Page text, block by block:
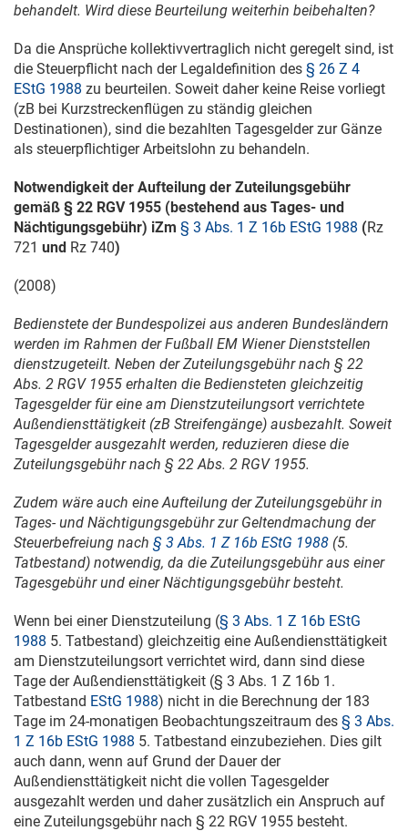
behandelt. Wird diese Beurteilung weiterhin beibehalten?
Da die Ansprüche kollektivvertraglich nicht geregelt sind, ist
die Steuerpflicht nach der Legaldefinition des § 26 Z 4
EStG 1988 zu beurteilen. Soweit daher keine Reise vorliegt
(zB bei Kurzstreckenflügen zu ständig gleichen
Destinationen), sind die bezahlten Tagesgelder zur Gänze
als steuerpflichtiger Arbeitslohn zu behandeln.
Notwendigkeit der Aufteilung der Zuteilungsgebühr
gemäß § 22 RGV 1955 (bestehend aus Tages- und
Nächtigungsgebühr) iZm § 3 Abs. 1 Z 16b EStG 1988 (Rz
721 und Rz 740)
(2008)
Bedienstete der Bundespolizei aus anderen Bundesländern
werden im Rahmen der Fußball EM Wiener Dienststellen
dienstzugeteilt. Neben der Zuteilungsgebühr nach § 22
Abs. 2 RGV 1955 erhalten die Bediensteten gleichzeitig
Tagesgelder für eine am Dienstzuteilungsort verrichtete
Außendiensttätigkeit (zB Streifengänge) ausbezahlt. Soweit
Tagesgelder ausgezahlt werden, reduzieren diese die
Zuteilungsgebühr nach § 22 Abs. 2 RGV 1955.
Zudem wäre auch eine Aufteilung der Zuteilungsgebühr in
Tages- und Nächtigungsgebühr zur Geltendmachung der
Steuerbefreiung nach § 3 Abs. 1 Z 16b EStG 1988 (5.
Tatbestand) notwendig, da die Zuteilungsgebühr aus einer
Tagesgebühr und einer Nächtigungsgebühr besteht.
Wenn bei einer Dienstzuteilung (§ 3 Abs. 1 Z 16b EStG
1988 5. Tatbestand) gleichzeitig eine Außendiensttätigkeit
am Dienstzuteilungsort verrichtet wird, dann sind diese
Tage der Außendiensttätigkeit (§ 3 Abs. 1 Z 16b 1.
Tatbestand EStG 1988) nicht in die Berechnung der 183
Tage im 24-monatigen Beobachtungszeitraum des § 3 Abs.
1 Z 16b EStG 1988 5. Tatbestand einzubeziehen. Dies gilt
auch dann, wenn auf Grund der Dauer der
Außendiensttätigkeit nicht die vollen Tagesgelder
ausgezahlt werden und daher zusätzlich ein Anspruch auf
eine Zuteilungsgebühr nach § 22 RGV 1955 besteht.